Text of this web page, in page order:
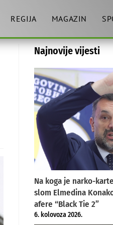
REGIJA MAGAZIN
Najnovije vijesti
Na koga je narko-
slom Elmedina
afere “Black Tie 2”
6. kolovoza 2026.